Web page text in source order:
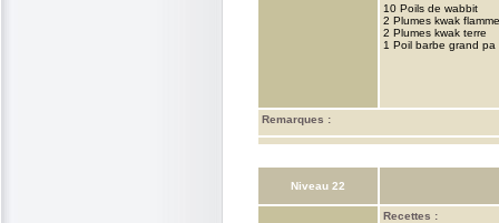
10 Poils de wabbit
2 Plumes kwak
2 Plumes kwak terre
1 Poil barbe grand pa
Remarques :
Niveau 22
Recettes :